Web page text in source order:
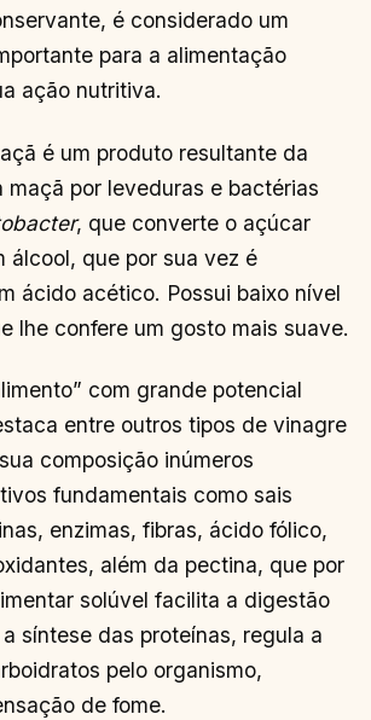
é considerado um
para a alimentação
ação nutritiva.
é um produto resultante da
maçã por leveduras e bactérias
, que converte o açúcar
álcool, que por sua vez é
ácido acético. Possui baixo nível
lhe confere um gosto mais suave.
com grande potencial
entre outros tipos de vinagre
composição inúmeros
fundamentais como sais
enzimas, fibras, ácido fólico,
além da pectina, que por
solúvel facilita a digestão
síntese das proteínas, regula a
pelo organismo,
de fome.